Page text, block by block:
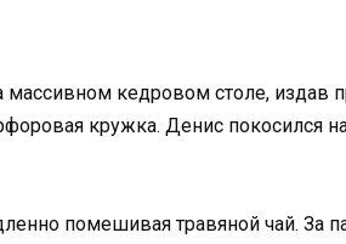
массивном кедровом столе, издав
кружка. Денис покосился
помешивая травяной чай. За